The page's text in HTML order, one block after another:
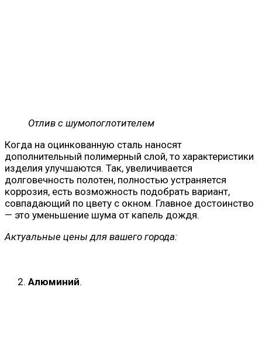
Отлив с шумопоглотителем
Когда на оцинкованную сталь наносят
дополнительный полимерный слой, то характеристики
изделия улучшаются. Так, увеличивается
долговечность полотен, полностью устраняется
коррозия, есть возможность подобрать вариант,
совпадающий по цвету с окном. Главное достоинство
— это уменьшение шума от капель дождя.
Актуальные цены для вашего города:
Алюминий.